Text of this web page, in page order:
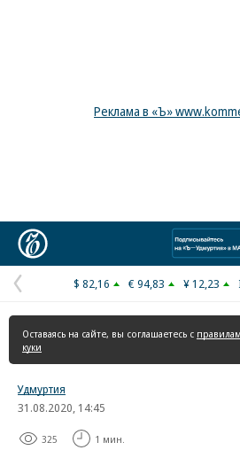
Реклама в «Ъ»
Предыдущая
страница
$ 82,16 € 94,83 ¥ 12,23
Оставаясь на сайте, вы соглашаетесь с
куки
Удмуртия
31.08.2020, 14:45
325 1 мин.